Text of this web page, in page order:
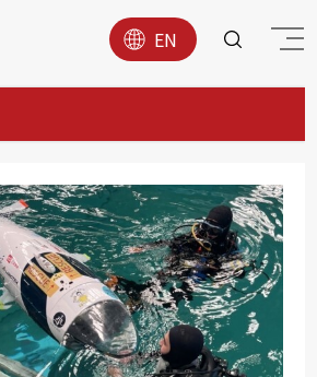
EN
SDG1
SDG3
SDG4
SDG5
SDG6